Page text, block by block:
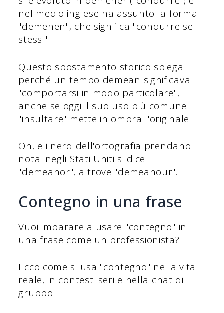
nel medio inglese ha assunto la forma
"demenen", che significa "condurre se
stessi".
Questo spostamento storico spiega
perché un tempo demean significava
"comportarsi in modo particolare",
anche se oggi il suo uso più comune
"insultare" mette in ombra l'originale.
Oh, e i nerd dell'ortografia prendano
nota: negli Stati Uniti si dice
"demeanor", altrove "demeanour".
Contegno in una frase
Vuoi imparare a usare "contegno" in
una frase come un professionista?
Ecco come si usa "contegno" nella vita
reale, in contesti seri e nella chat di
gruppo.